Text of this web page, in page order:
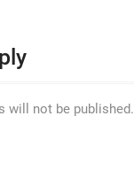
will not be published.